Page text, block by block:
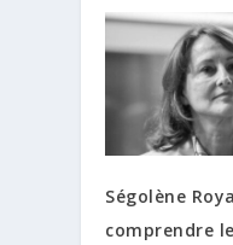
Ségolène
comprendre